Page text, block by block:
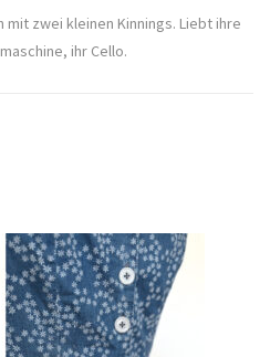
mit zwei kleinen Kinnings. Liebt ihre
ihr Cello.